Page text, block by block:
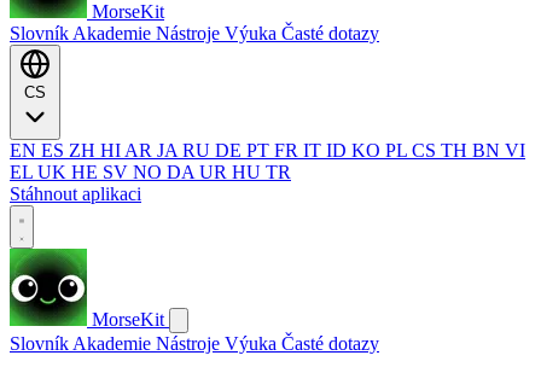
MorseKit
Slovník Akademie Nástroje Výuka Časté dotazy
EN ES ZH HI AR JA RU DE PT FR IT ID KO PL CS TH BN VI
EL UK HE SV NO DA UR HU TR
Stáhnout aplikaci
MorseKit
Slovník Akademie Nástroje Výuka Časté dotazy